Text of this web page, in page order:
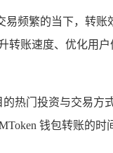
频繁的当下，转
账速度、优化用
热门投资与交易方
钱包转账的